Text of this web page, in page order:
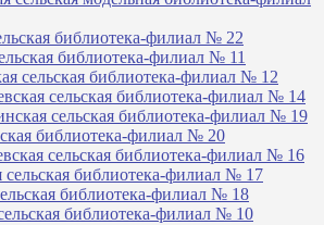
библиотека-филиал № 22
библиотека-филиал № 11
сельская библиотека-филиал № 12
сельская библиотека-филиал № 14
сельская библиотека-филиал № 19
библиотека-филиал № 20
сельская библиотека-филиал № 16
сельская библиотека-филиал № 17
библиотека-филиал № 18
библиотека-филиал № 10